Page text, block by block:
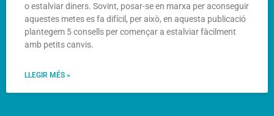
o estalviar diners. Sovint, posar-se en marxa per aconseguir
aquestes metes es fa difícil, per això, en aquesta publicació
plantegem 5 consells per començar a estalviar fàcilment
amb petits canvis.
LLEGIR MÉS »